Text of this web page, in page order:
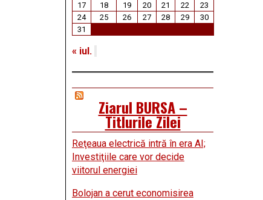
17
18 19 20 21 22
23
24
25 26 27 28 29
30
31
« iul.
Ziarul BURSA –
Titlurile Zilei
Reţeaua electrică intră în era AI;
Investiţiile care vor decide
viitorul energiei
Bolojan a cerut economisirea